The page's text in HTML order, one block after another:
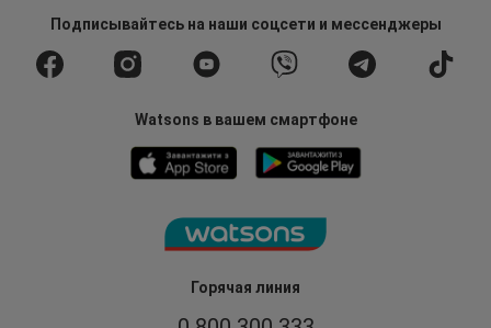
Горячая линия
Подписывайтесьна наши соцсети и мессенджеры
Watsons в вашем смартфоне